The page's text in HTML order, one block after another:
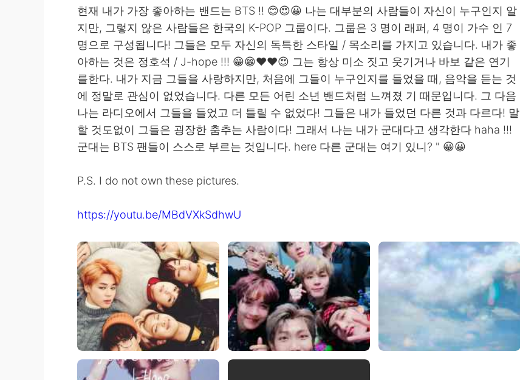
현재 내가 가장 좋아하는 밴드는 BTS !! 😊😍😀 나는 대부분의 사람들이 자신이 누구인지 알
지만, 그렇지 않은 사람들은 한국의 K-POP 그룹이다. 그룹은 3 명이 래퍼, 4 명이 가수 인 7
명으로 구성됩니다! 그들은 모두 자신의 독특한 스타일 / 목소리를 가지고 있습니다. 내가 좋
아하는 것은 정호석 / J-hope !!! 😁😁❤❤😍 그는 항상 미소 짓고 웃기거나 바보 같은 연기
를한다. 내가 지금 그들을 사랑하지만, 처음에 그들이 누구인지를 들었을 때, 음악을 듣는 것
에 정말로 관심이 없었습니다. 다른 모든 어린 소년 밴드처럼 느껴졌 기 때문입니다. 그 다음
나는 라디오에서 그들을 들었고 더 틀릴 수 없었다! 그들은 내가 들었던 다른 것과 다르다! 말
할 것도없이 그들은 굉장한 춤추는 사람이다! 그래서 나는 내가 군대다고 생각한다 haha ​​!!!
군대는 BTS 팬들이 스스로 부르는 것입니다. here 다른 군대는 여기 있니? " 😀😀
P.S. I do not own these pictures.
https://youtu.be/MBdVXkSdhwU